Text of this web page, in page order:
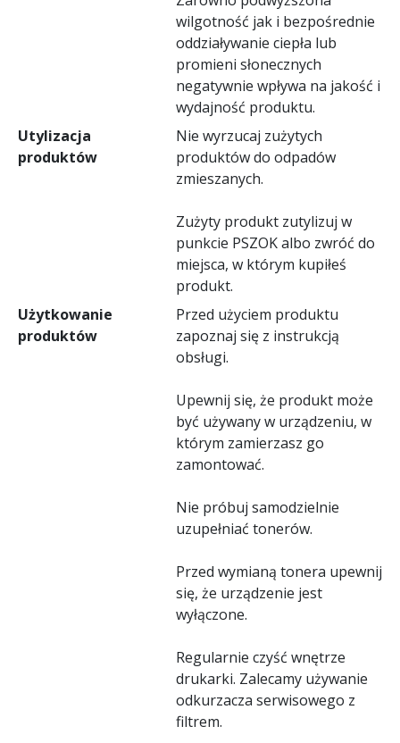
wilgotność jak i bezpośrednie
oddziaływanie ciepła lub
promieni słonecznych
negatywnie wpływa na jakość i
wydajność produktu.
Utylizacja
produktów
Nie wyrzucaj zużytych
produktów do odpadów
zmieszanych.
Zużyty produkt zutylizuj w
punkcie PSZOK albo zwróć do
miejsca, w którym kupiłeś
produkt.
Użytkowanie
produktów
Przed użyciem produktu
zapoznaj się z instrukcją
obsługi.
Upewnij się, że produkt może
być używany w urządzeniu, w
którym zamierzasz go
zamontować.
Nie próbuj samodzielnie
uzupełniać tonerów.
Przed wymianą tonera upewnij
się, że urządzenie jest
wyłączone.
Regularnie czyść wnętrze
drukarki. Zalecamy używanie
odkurzacza serwisowego z
filtrem.